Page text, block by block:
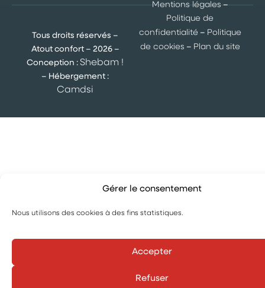
Gérer le consentement
Nous utilisons des cookies à des fins statistiques.
Accepter
Refuser
Tous droits réservés –
Atout confort – 2026 –
Conception : Shebam !
– Hébergement :
Camdsi
Mentions légales–
Politique de
confidentialité– Politique
de cookies – Plan du site